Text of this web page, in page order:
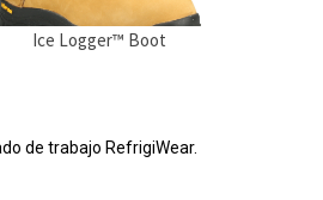
Ice Logger™ Boot
de trabajo RefrigiWear.